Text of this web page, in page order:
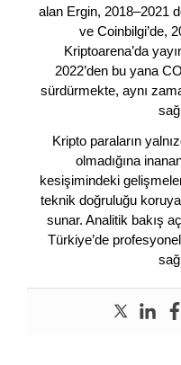
alan Ergin, 2018–2021
ve Coinbilgi’de,
Kriptoarena’da
2022’den bu yana
sürdürmekte, aynı
Kripto paraların
olmadığına
kesişimindeki
teknik doğruluğu
sunar. Analitik bakış
Türkiye’de